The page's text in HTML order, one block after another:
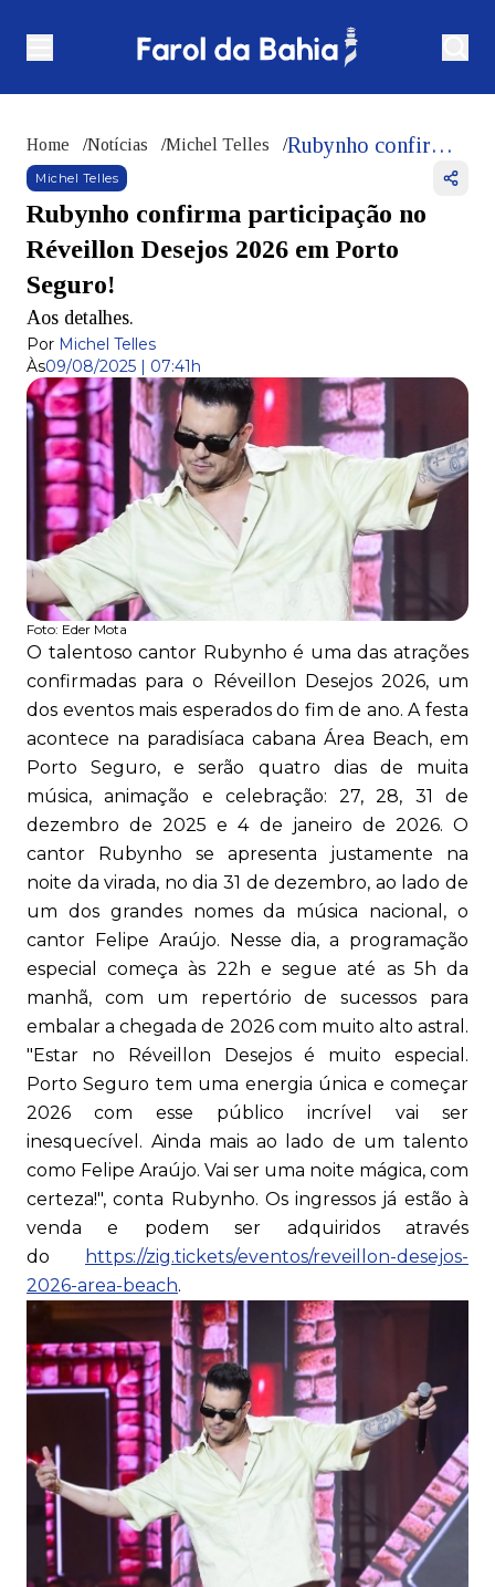
Home /Notícias /Michel Telles / Rubynho confirma participação no Réveillon Desejos 2026 em Porto Seguro!
Michel Telles
Rubynho confirma participação no
Réveillon Desejos 2026 em Porto
Seguro!
Aos detalhes.
Por Michel Telles
Às09/08/2025 | 07:41h
Foto: Eder Mota
O talentoso cantor Rubynho é uma das atrações
confirmadas para o Réveillon Desejos 2026, um
dos eventos mais esperados do fim de ano. A festa
acontece na paradisíaca cabana Área Beach, em
Porto Seguro, e serão quatro dias de muita
música, animação e celebração: 27, 28, 31 de
dezembro de 2025 e 4 de janeiro de 2026. O
cantor Rubynho se apresenta justamente na
noite da virada, no dia 31 de dezembro, ao lado de
um dos grandes nomes da música nacional, o
cantor Felipe Araújo. Nesse dia, a programação
especial começa às 22h e segue até as 5h da
manhã, com um repertório de sucessos para
embalar a chegada de 2026 com muito alto astral.
"Estar no Réveillon Desejos é muito especial.
Porto Seguro tem uma energia única e começar
2026 com esse público incrível vai ser
inesquecível. Ainda mais ao lado de um talento
como Felipe Araújo. Vai ser uma noite mágica, com
certeza!", conta Rubynho. Os ingressos já estão à
venda e podem ser adquiridos através
do
https://zig.tickets/eventos/reveillon-desejos-
2026-area-beach.